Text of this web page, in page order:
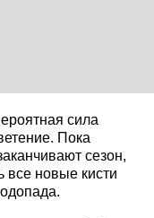
сила
Пока
сезон,
все новые кисти